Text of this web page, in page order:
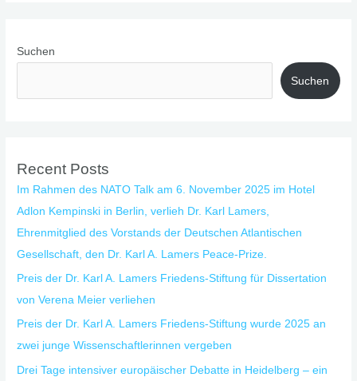
Suchen
Suchen
Recent Posts
Im Rahmen des NATO Talk am 6. November 2025 im Hotel
Adlon Kempinski in Berlin, verlieh Dr. Karl Lamers,
Ehrenmitglied des Vorstands der Deutschen Atlantischen
Gesellschaft, den Dr. Karl A. Lamers Peace-Prize.
Preis der Dr. Karl A. Lamers Friedens-Stiftung für Dissertation
von Verena Meier verliehen
Preis der Dr. Karl A. Lamers Friedens-Stiftung wurde 2025 an
zwei junge Wissenschaftlerinnen vergeben
Drei Tage intensiver europäischer Debatte in Heidelberg – ein